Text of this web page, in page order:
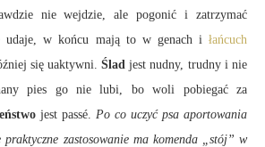
nie wejdzie, ale pogonić i zatrzymać
udaje, w końcu mają to w genach i łańcuch
się uaktywni.Ślad jest nudny, trudny i nie
pies go nie lubi, bo woli pobiegać za
jest passé. Po co uczyć psa aportowania
praktyczne zastosowanie ma komenda „stój” w